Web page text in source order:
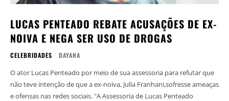
LUCAS PENTEADO REBATE ACUSAÇÕES DE EX-
NOIVA E NEGA SER USO DE DROGAS
CELEBRIDADES DAYANA
O ator Lucas Penteado por meio de sua assessoria para refutar que
não teve intenção de que a ex-noiva, Julia Franhani,sofresse ameaças
e ofensas nas redes sociais. "A Assessoria de Lucas Penteado